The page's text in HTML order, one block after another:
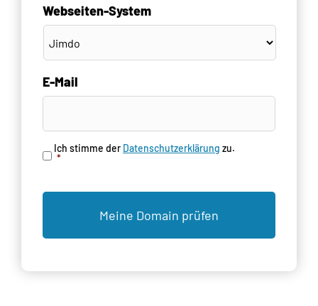
Webseiten-System
E-Mail
Einwilligung
Ich stimme der Datenschutzerklärung zu.
*